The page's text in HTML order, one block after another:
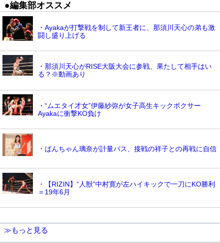
●編集部オススメ
・Ayakaが打撃戦を制して新王者に、那須川天心の弟も激
闘し盛り上げる
・那須川天心がRISE大阪大会に参戦、果たして相手はい
る？※動画あり
・“ムエタイ才女”伊藤紗弥が女子高生キックボクサー
Ayakaに衝撃KO負け
・ぱんちゃん璃奈が計量パス、接戦の祥子との再戦に自信
・【RIZIN】“人獣”中村寛が左ハイキックで一刀にKO勝利
＝19年6月
≫もっと見る